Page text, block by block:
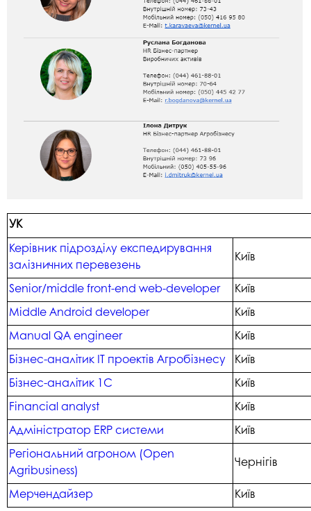
УК
Керівник підрозділу експедирування
залізничних перевезень
Київ
Senior/middle front-end web-developer
Київ
Middle Android developer
Київ
Manual QA engineer
Київ
Бізнес-аналітик ІТ проектів Агробізнесу
Київ
Бізнес-аналітик 1С
Київ
Financial analyst
Київ
Адміністратор ERP системи
Київ
Регіональний агроном (Open
Agribusiness)
Чернігів
Мерчендайзер
Київ